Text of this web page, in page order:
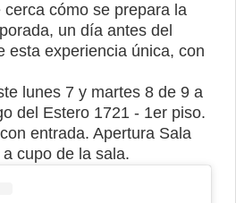
cómo se prepara la
un día antes del
esta experiencia única, con
lunes 7 y martes 8 de 9 a
del Estero 1721 - 1er piso.
entrada. Apertura Sala
cupo de la sala.